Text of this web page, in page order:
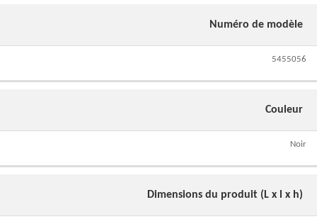
Numéro de modèle
5455056
Couleur
Noir
Dimensions du produit (L x l x h)